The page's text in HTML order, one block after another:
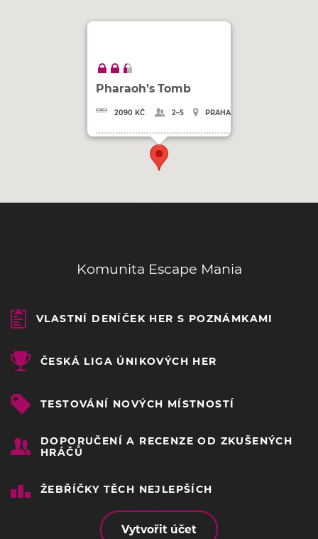
Pharaoh’s Tomb
2090 KČ 2–5 PRAHA
Komunita Escape Mania
VLASTNÍ DENÍČEK HER S POZNÁMKAMI
ČESKÁ LIGA ÚNIKOVÝCH HER
TESTOVÁNÍ NOVÝCH MÍSTNOSTÍ
DOPORUČENÍ A RECENZE OD ZKUŠENÝCH
HRÁČŮ
ŽEBŘÍČKY TĚCH NEJLEPŠÍCH
Vytvořit účet